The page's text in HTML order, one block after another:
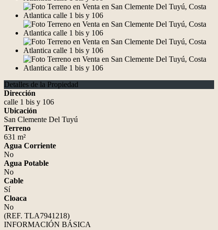
Detalles de la Propiedad
Dirección
calle 1 bis y 106
Ubicación
San Clemente Del Tuyú
Terreno
631 m²
Agua Corriente
No
Agua Potable
No
Cable
Sí
Cloaca
No
(REF. TLA7941218)
INFORMACIÓN BÁSICA